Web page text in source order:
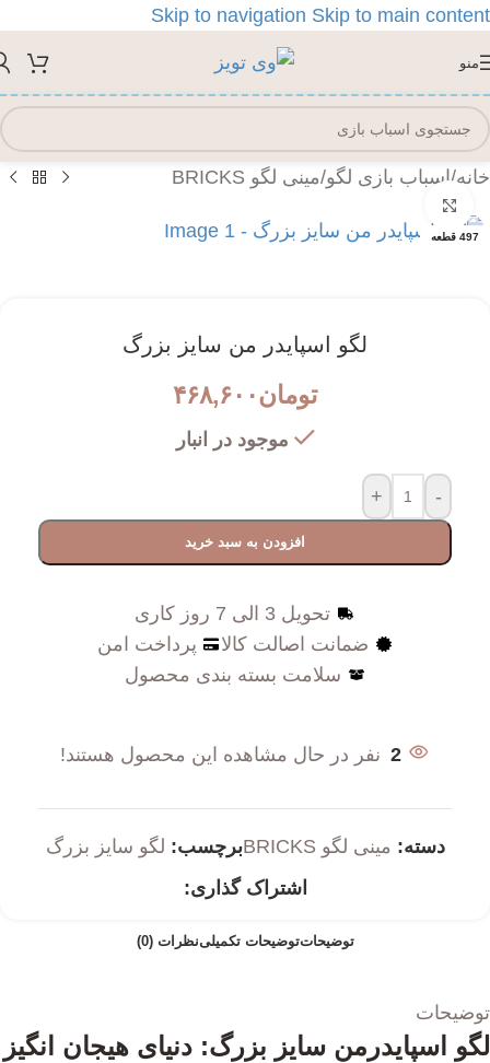
Skip to navigation Skip to main content
منو
خانه/اسباب بازی لگو/مینی لگو BRICKS
497 قطعه
لگو اسپایدر من سایز بزرگ
تومان۴۶۸,۶۰۰
موجود در انبار
-
+
افزودن به سبد خرید
تحویل 3 الی 7 روز کاری
ضمانت اصالت کالا
پرداخت امن
سلامت بسته بندی محصول
2 نفر در حال مشاهده این محصول هستند!
دسته: مینی لگو BRICKS برچسب: لگو سایز بزرگ
اشتراک گذاری:
توضیحاتتوضیحات تکمیلینظرات (0)
توضیحات
لگو اسپایدرمن سایز بزرگ: دنیای هیجان انگیز